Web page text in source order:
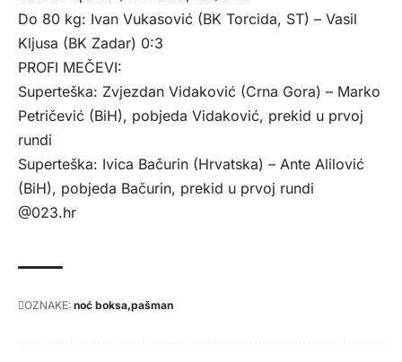
Do 80 kg: Ivan Vukasović (BK Torcida, ST) – Vasil
Kljusa (BK Zadar) 0:3
PROFI MEČEVI:
Superteška: Zvjezdan Vidaković (Crna Gora) – Marko
Petričević (BiH), pobjeda Vidaković, prekid u prvoj
rundi
Superteška: Ivica Bačurin (Hrvatska) – Ante Alilović
(BiH), pobjeda Bačurin, prekid u prvoj rundi
@023.hr
OZNAKE: noć boksa pašman